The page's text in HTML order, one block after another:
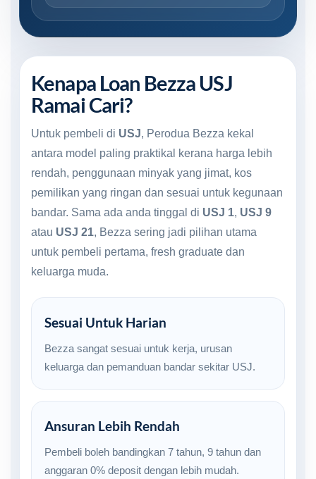
Kenapa Loan Bezza USJ
Ramai Cari?
Untuk pembeli di USJ, Perodua Bezza kekal
antara model paling praktikal kerana harga lebih
rendah, penggunaan minyak yang jimat, kos
pemilikan yang ringan dan sesuai untuk kegunaan
bandar. Sama ada anda tinggal di USJ 1, USJ 9
atau USJ 21, Bezza sering jadi pilihan utama
untuk pembeli pertama, fresh graduate dan
keluarga muda.
Sesuai Untuk Harian
Bezza sangat sesuai untuk kerja, urusan
keluarga dan pemanduan bandar sekitar USJ.
Ansuran Lebih Rendah
Pembeli boleh bandingkan 7 tahun, 9 tahun dan
anggaran 0% deposit dengan lebih mudah.